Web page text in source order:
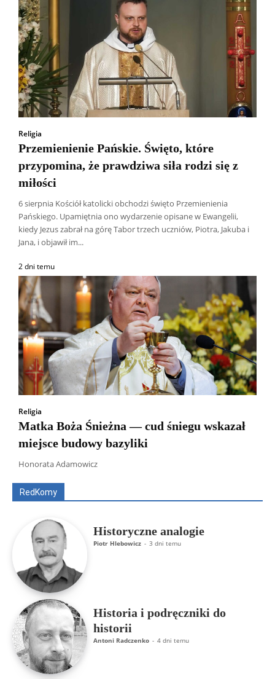
Religia
Przemienienie Pańskie. Święto, które
przypomina, że prawdziwa siła rodzi się z
miłości
6 sierpnia Kościół katolicki obchodzi święto Przemienienia
Pańskiego. Upamiętnia ono wydarzenie opisane w Ewangelii,
kiedy Jezus zabrał na górę Tabor trzech uczniów, Piotra, Jakuba i
Jana, i objawił im...
2 dni temu
Religia
Matka Boża Śnieżna — cud śniegu wskazał
miejsce budowy bazyliki
Honorata Adamowicz
RedKomy
Wszyscy Aleksander Borowik
ks. Jarosław Wąsowicz SDB
Historyczne analogie
Piotr Hlebowicz - 3 dni temu
Historia i podręczniki do
historii
Antoni Radczenko - 4 dni temu